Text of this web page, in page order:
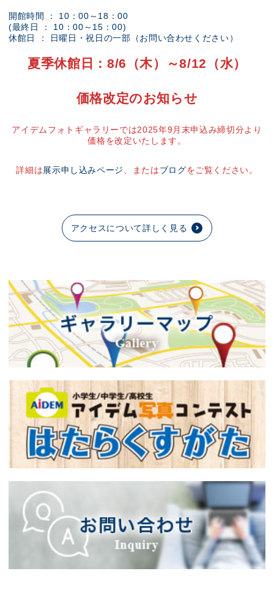
開館時間 ： 10：00～18：00
(最終日 ： 10：00～15：00)
休館日 ： 日曜日・祝日の一部（お問い合わせください）
夏季休館日：8/6（木）～8/12（水）
価格改定のお知らせ
アイデムフォトギャラリーでは2025年9月末申込み締切分より
価格を改定いたします。
詳細は展示申し込みページ 、またはブログをご覧ください。
アクセスについて詳しく見る